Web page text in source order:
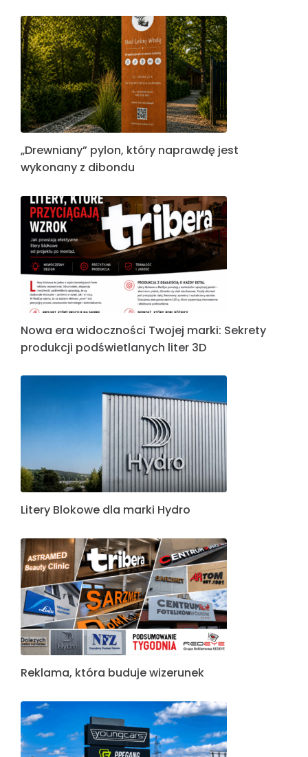
„Drewniany” pylon, który naprawdę jest
wykonany z dibondu
Nowa era widoczności Twojej marki: Sekrety
produkcji podświetlanych liter 3D
Litery Blokowe dla marki Hydro
Reklama, która buduje wizerunek